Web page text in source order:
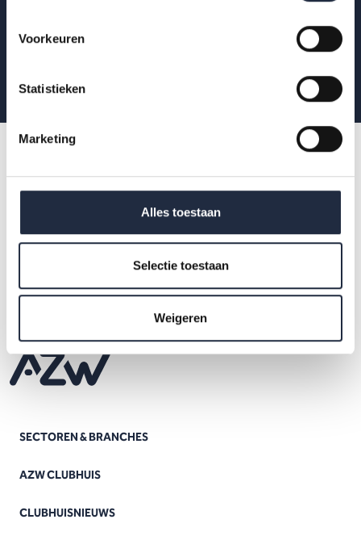
Voorkeuren
Statistieken
Marketing
Alles toestaan
Selectie toestaan
Weigeren
Aanmelden
SECTOREN & BRANCHES
AZW CLUBHUIS
CLUBHUISNIEUWS